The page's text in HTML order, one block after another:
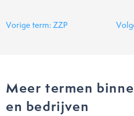
Vorige term: ZZP
Meer termen
en bedrijven